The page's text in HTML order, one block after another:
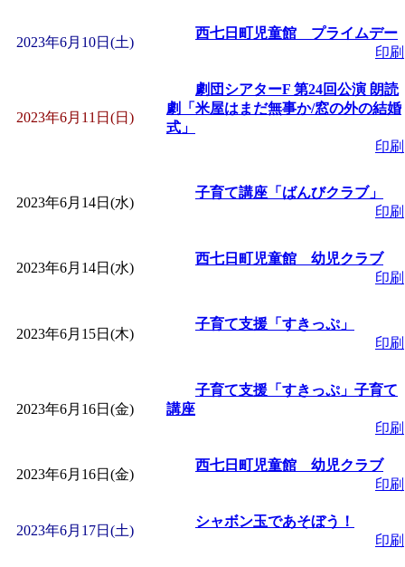
付期間：2026/08/10～
「まだまだ暑い！コ
レクリエーション
ットせよ！」 受付期
「皆鶴姫のこびる塾
「子育て交流広場「
間：2026/08/10～2026/
赤ちゃん交流広場
間：2026/08/10～
「みなづる号乗車体
2023年6月10日(土)
西七日町児童館 プライムデー
印刷
2023年6月11日(日)
劇団シアターF 第24回公演 朗読
劇「米屋はまだ無事か/窓の外の結婚
式」
印刷
2023年6月14日(水)
子育て講座「ばんびクラブ」
印刷
2023年6月14日(水)
西七日町児童館 幼児クラブ
印刷
2023年6月15日(木)
子育て支援「すきっぷ」
印刷
2023年6月16日(金)
子育て支援「すきっぷ」子育て
講座
印刷
2023年6月16日(金)
西七日町児童館 幼児クラブ
印刷
2023年6月17日(土)
シャボン玉であそぼう！
印刷